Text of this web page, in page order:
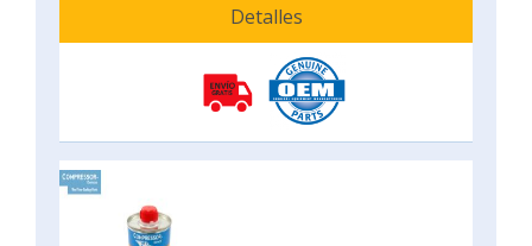
Detalles